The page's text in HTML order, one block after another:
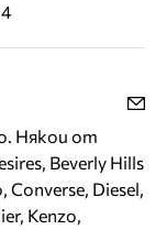
Някои от
Beverly Hills
Converse, Diesel,
Kenzo,